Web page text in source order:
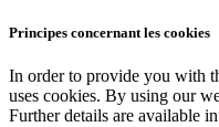
Principes concernant les cookies
In order to provide you with
uses cookies. By using our
Further details are available